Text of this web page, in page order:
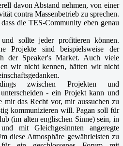
davon Abstand nehmen, von einer
contra Massenbetrieb zu sprechen.
die TES-Community eben genau
sollte jeder profitieren können.
Projekte sind beispielsweise der
der Speaker's Market. Auch viele
wir nicht kennen, hätten wir nicht
zwischen Projekten und
- ein Projekt kann und
mir das Recht vor, mir aussuchen zu
kommunizieren will. Pagan soll für
(im alten englischen Sinne) sein, in
mit Gleichgesinnten angeregte
diese Atmosphäre gewährleisten zu